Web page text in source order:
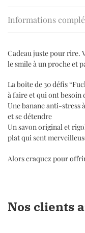
Informations
Cadeau juste pour rire.
le smile à un proche et
La boite de 30 défis
à faire et qui ont besoin
Une banane anti-stress
et se détendre
Un savon original et
plat qui sent
Alors craquez pour
Nos clients